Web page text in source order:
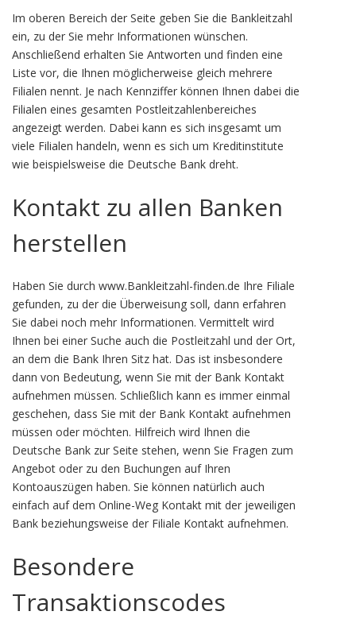
Im oberen Bereich der Seite geben Sie die Bankleitzahl
ein, zu der Sie mehr Informationen wünschen.
Anschließend erhalten Sie Antworten und finden eine
Liste vor, die Ihnen möglicherweise gleich mehrere
Filialen nennt. Je nach Kennziffer können Ihnen dabei die
Filialen eines gesamten Postleitzahlenbereiches
angezeigt werden. Dabei kann es sich insgesamt um
viele Filialen handeln, wenn es sich um Kreditinstitute
wie beispielsweise die Deutsche Bank dreht.
Kontakt zu allen Banken
herstellen
Haben Sie durch www.Bankleitzahl-finden.de Ihre Filiale
gefunden, zu der die Überweisung soll, dann erfahren
Sie dabei noch mehr Informationen. Vermittelt wird
Ihnen bei einer Suche auch die Postleitzahl und der Ort,
an dem die Bank Ihren Sitz hat. Das ist insbesondere
dann von Bedeutung, wenn Sie mit der Bank Kontakt
aufnehmen müssen. Schließlich kann es immer einmal
geschehen, dass Sie mit der Bank Kontakt aufnehmen
müssen oder möchten. Hilfreich wird Ihnen die
Deutsche Bank zur Seite stehen, wenn Sie Fragen zum
Angebot oder zu den Buchungen auf Ihren
Kontoauszügen haben. Sie können natürlich auch
einfach auf dem Online-Weg Kontakt mit der jeweiligen
Bank beziehungsweise der Filiale Kontakt aufnehmen.
Besondere
Transaktionscodes